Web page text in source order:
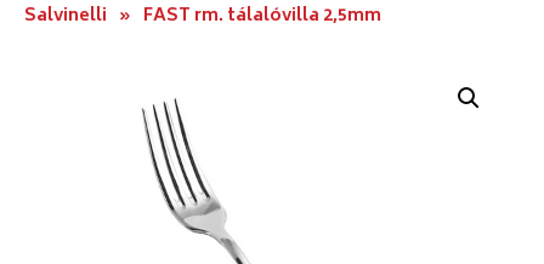
Salvinelli » FAST rm. tálalóvilla 2,5mm